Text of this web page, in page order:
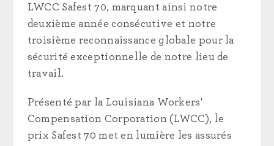
LWCC Safest 70, marquant ainsi notre
deuxième année consécutive et notre
troisième reconnaissance globale pour la
sécurité exceptionnelle de notre lieu de
travail.
Présenté par la Louisiana Workers'
Compensation Corporation (LWCC), le
prix Safest 70 met en lumière les assurés